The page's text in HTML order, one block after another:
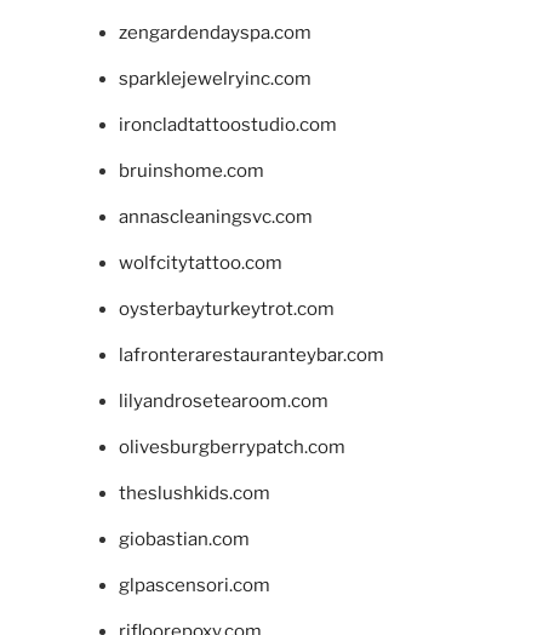
zengardendayspa.com
sparklejewelryinc.com
ironcladtattoostudio.com
bruinshome.com
annascleaningsvc.com
wolfcitytattoo.com
oysterbayturkeytrot.com
lafronterarestauranteybar.com
lilyandrosetearoom.com
olivesburgberrypatch.com
theslushkids.com
giobastian.com
glpascensori.com